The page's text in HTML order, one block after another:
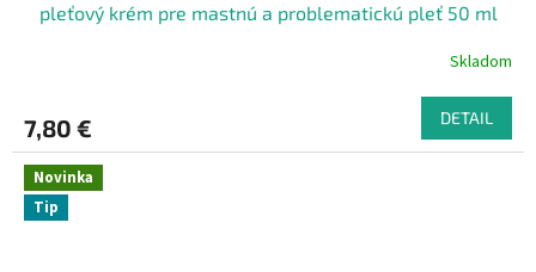
pleťový krém pre mastnú a problematickú pleť 50 ml
Skladom
7,80 € DETAIL
Novinka
Tip